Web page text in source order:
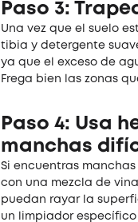
Paso 3:
Una vez que el suelo
tibia y detergente
ya que el exceso de
Frega bien las zonas
Paso 4: Usa
manchas
Si encuentras
con una mezcla de
puedan rayar la
un limpiador